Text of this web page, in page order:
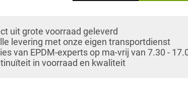
uit grote voorraad geleverd
levering met onze eigen transportdienst
van EPDM-experts op ma-vrij van 7.30 -
in voorraad en kwaliteit